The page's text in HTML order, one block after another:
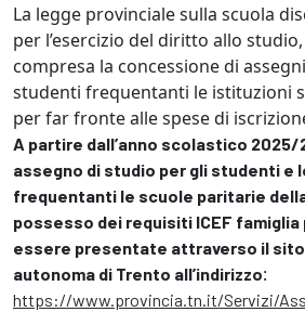
La legge provinciale sulla scuola
per l’esercizio del diritto allo
compresa la concessione di
studenti frequentanti le istituzioni
per far fronte alle spese di
A partire dall’anno scolastico 2025/
assegno di studio per gli studenti e
frequentanti le scuole paritarie
possesso dei requisiti ICEF
essere presentate attraverso il sito
autonoma di Trento all’indirizzo:
https://www.provincia.tn.it/Servizi/